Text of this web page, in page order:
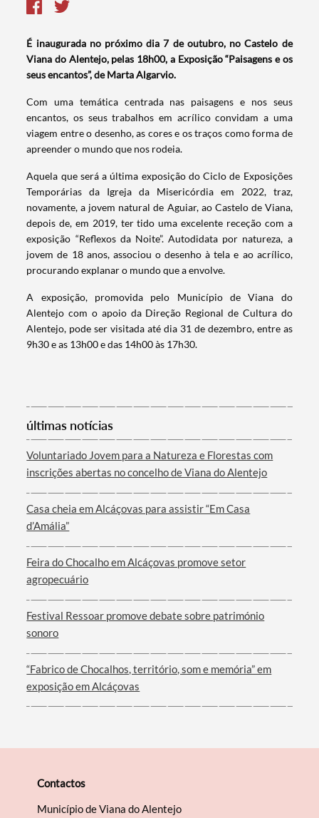
Categorias gerais
Filtros
É inaugurada no próximo dia 7 de outubro, no Castelo de
Viana do Alentejo, pelas 18h00, a Exposição “Paisagens e os
seus encantos”, de Marta Algarvio.
Com uma temática centrada nas paisagens e nos seus
encantos, os seus trabalhos em acrílico convidam a uma
viagem entre o desenho, as cores e os traços como forma de
apreender o mundo que nos rodeia.
Aquela que será a última exposição do Ciclo de Exposições
Temporárias da Igreja da Misericórdia em 2022, traz,
novamente, a jovem natural de Aguiar, ao Castelo de Viana,
depois de, em 2019, ter tido uma excelente receção com a
exposição “Reflexos da Noite”. Autodidata por natureza, a
jovem de 18 anos, associou o desenho à tela e ao acrílico,
procurando explanar o mundo que a envolve.
A exposição, promovida pelo Município de Viana do
Alentejo com o apoio da Direção Regional de Cultura do
Alentejo, pode ser visitada até dia 31 de dezembro, entre as
9h30 e as 13h00 e das 14h00 às 17h30.
últimas notícias
Voluntariado Jovem para a Natureza e Florestas com
inscrições abertas no concelho de Viana do Alentejo
Casa cheia em Alcáçovas para assistir “Em Casa
d’Amália”
Feira do Chocalho em Alcáçovas promove setor
agropecuário
Festival Ressoar promove debate sobre património
sonoro
“Fabrico de Chocalhos, território, som e memória” em
exposição em Alcáçovas
Contactos
Município de Viana do Alentejo